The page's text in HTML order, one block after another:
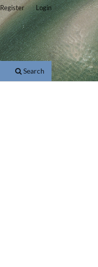
Search
Register Login